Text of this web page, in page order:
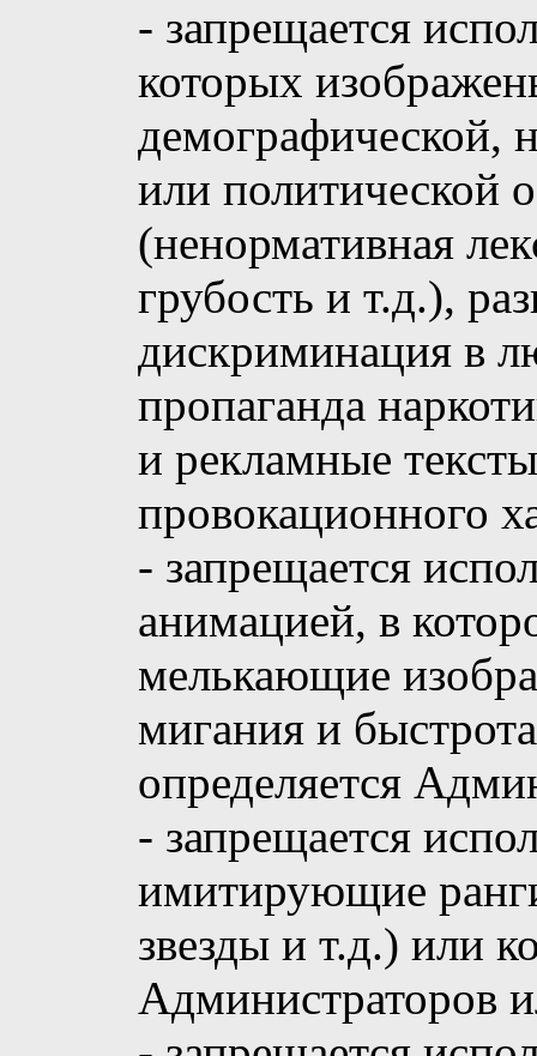
- запрещается
которых
демографической,
или политической
(ненормативная
грубость и т.д.),
дискриминация в
пропаганда
и рекламные
провокационного
- запрещается
анимацией, в
мелькающие
мигания и
определяется
- запрещается
имитирующие
звезды и т.д.) или
Администраторов